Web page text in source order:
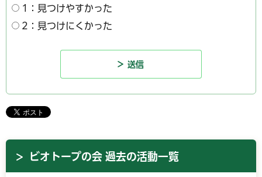
1：見つけやすかった
2：見つけにくかった
ビオトープの会 過去の活動一覧